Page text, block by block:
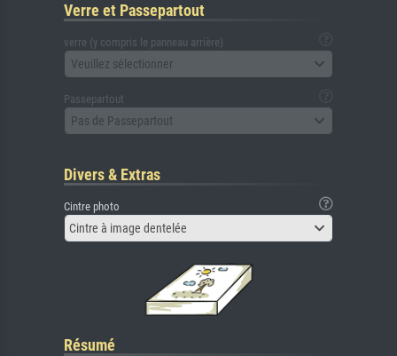
Verre et Passepartout
verre (y compris le panneau arrière)
Veuillez sélectionner
Passepartout
Pas de Passepartout
Divers & Extras
Cintre photo
Cintre à image dentelée
Résumé